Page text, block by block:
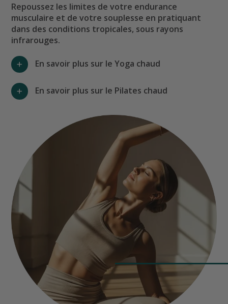
Repoussez les limites de votre endurance
musculaire et de votre souplesse en pratiquant
dans des conditions tropicales, sous rayons
infrarouges.
En savoir plus sur le Yoga chaud
En savoir plus sur le Pilates chaud